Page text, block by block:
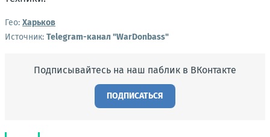
Гео: Харьков
Источник: Telegram-канал "WarDonbass"
Подписывайтесь на наш паблик в ВКонтакте
ПОДПИСАТЬСЯ